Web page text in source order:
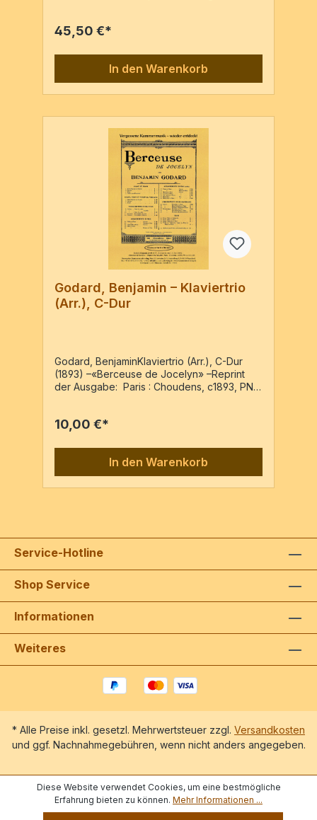
Seiten
45,50 €*
In den Warenkorb
Godard, Benjamin – Klaviertrio
(Arr.), C-Dur
Godard, BenjaminKlaviertrio (Arr.), C-Dur
(1893) –«Berceuse de Jocelyn» –Reprint
der Ausgabe: Paris : Choudens, c1893, PN:
10,00 €*
In den Warenkorb
Service-Hotline
Shop Service
Informationen
Weiteres
* Alle Preise inkl. gesetzl. Mehrwertsteuer zzgl. Versandkosten
und ggf. Nachnahmegebühren, wenn nicht anders angegeben.
Diese Website verwendet Cookies, um eine bestmögliche
Erfahrung bieten zu können. Mehr Informationen ...